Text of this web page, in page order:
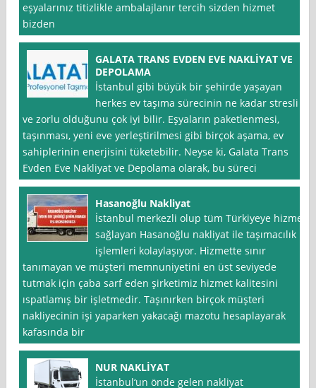
eşyalarınız titizlikle ambalajlanır tercih sizden hizmet
bizden
GALATA TRANS EVDEN EVE NAKLİYAT VE
DEPOLAMA
İstanbul gibi büyük bir şehirde yaşayan
herkes ev taşıma sürecinin ne kadar stresli
ve zorlu olduğunu çok iyi bilir. Eşyaların paketlenmesi,
taşınması, yeni eve yerleştirilmesi gibi birçok aşama, ev
sahiplerinin enerjisini tüketebilir. Neyse ki, Galata Trans
Evden Eve Nakliyat ve Depolama olarak, bu süreci
Hasanoğlu Nakliyat
İstanbul merkezli olup tüm Türkiyeye hizmet
sağlayan Hasanoğlu nakliyat ile taşımacılık
işlemleri kolaylaşıyor. Hizmette sınır
tanımayan ve müşteri memnuniyetini en üst seviyede
tutmak için çaba sarf eden şirketimiz hizmet kalitesini
ıspatlamış bir işletmedir. Taşınırken birçok müşteri
nakliyecinin işi yaparken yakacağı mazotu hesaplayarak
kafasında bir
NUR NAKLİYAT
İstanbul‘un önde gelen nakliyat